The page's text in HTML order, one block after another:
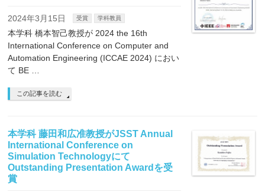
2024年3月15日 受賞 学科教員
本学科 橋本智己教授が 2024 the 16th
International Conference on Computer and
Automation Engineering (ICCAE 2024) におい
て BE …
この記事を読む
本学科 藤田和広准教授がJSST Annual
International Conference on
Simulation Technologyにて
Outstanding Presentation Awardを受
賞